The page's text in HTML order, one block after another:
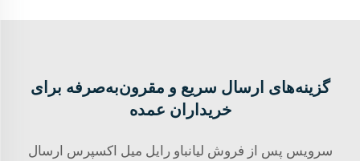
گزینه‌های ارسال سریع و مقرون‌به‌صرفه برای
خریداران عمده
سرویس پس از فروش لیانباو رایل میل اکسپرس ارسال